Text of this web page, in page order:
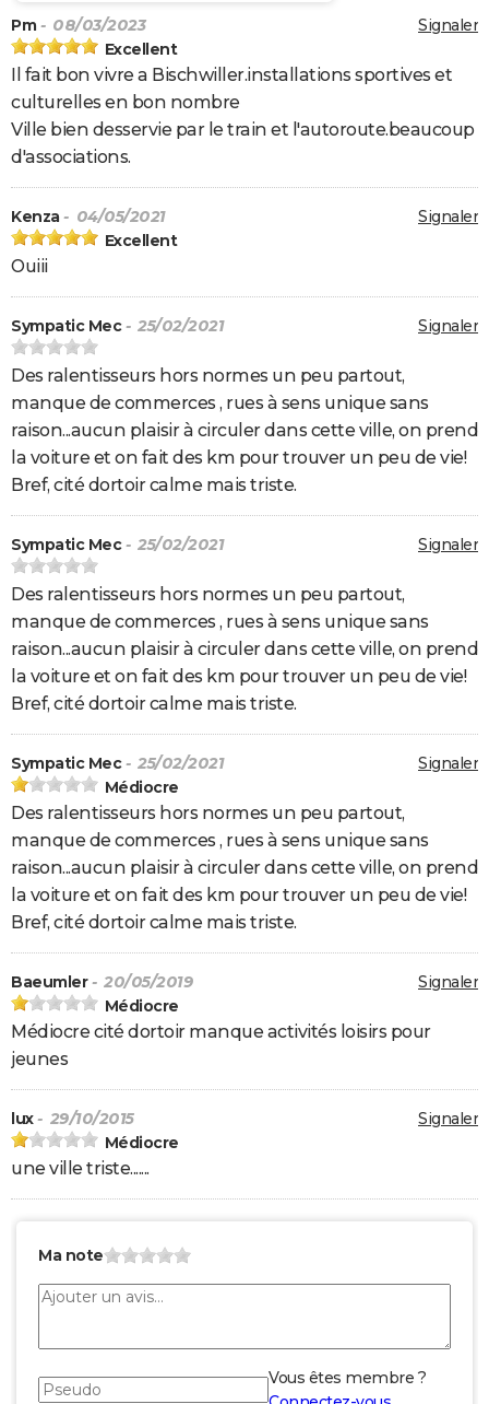
Signaler
Pm - 08/03/2023
Excellent
Il fait bon vivre a Bischwiller.installations sportives et
culturelles en bon nombre
Ville bien desservie par le train et l'autoroute.beaucoup
d'associations.
Signaler
Kenza - 04/05/2021
Excellent
Ouiii
Signaler
Sympatic Mec- 25/02/2021
Des ralentisseurs hors normes un peu partout,
manque de commerces , rues à sens unique sans
raison...aucun plaisir à circuler dans cette ville, on prend
la voiture et on fait des km pour trouver un peu de vie!
Bref, cité dortoir calme mais triste.
Signaler
Sympatic Mec- 25/02/2021
Des ralentisseurs hors normes un peu partout,
manque de commerces , rues à sens unique sans
raison...aucun plaisir à circuler dans cette ville, on prend
la voiture et on fait des km pour trouver un peu de vie!
Bref, cité dortoir calme mais triste.
Signaler
Sympatic Mec- 25/02/2021
Médiocre
Des ralentisseurs hors normes un peu partout,
manque de commerces , rues à sens unique sans
raison...aucun plaisir à circuler dans cette ville, on prend
la voiture et on fait des km pour trouver un peu de vie!
Bref, cité dortoir calme mais triste.
Signaler
Baeumler- 20/05/2019
Médiocre
Médiocre cité dortoir manque activités loisirs pour
jeunes
Signaler
lux- 29/10/2015
Médiocre
une ville triste.......
Ma note
Vous êtes membre ?